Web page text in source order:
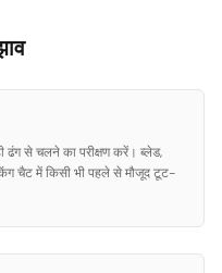
ढंग से चलने का परीक्षण करें। ब्लेड,
चैट में किसी भी पहले से मौजूद टूट-